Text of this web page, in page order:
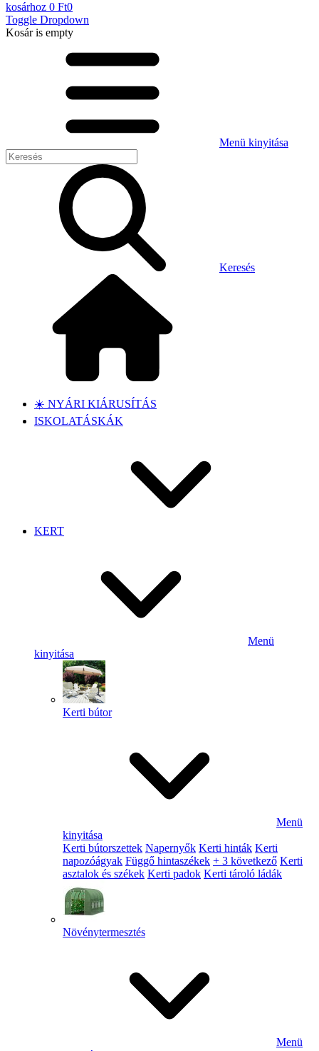
kosárhoz 0 Ft0
Toggle Dropdown
Kosáris empty
Menü kinyitása
Keresés
☀️ NYÁRI KIÁRUSÍTÁS
ISKOLATÁSKÁK
KERT
Menü
kinyitása
Kerti bútor
Menü
kinyitása
Kerti bútorszettek Napernyők Kerti hinták Kerti
napozóágyak Függő hintaszékek + 3 következő Kerti
asztalok és székek Kerti padok Kerti tároló ládák
Növénytermesztés
Menü